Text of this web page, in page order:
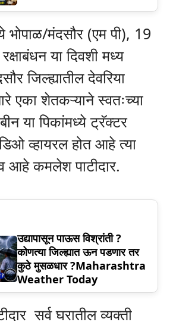
भोपाळ/मंदसौर (एम पी), 19
या दिवशी मध्य
जिल्ह्यातील देवरिया
एका शेतकऱ्याने स्वतःच्या
या पिकांमध्ये ट्रॅक्टर
व्हायरल होत आहे त्या
आहे कमलेश पाटीदार.
उद्यापासून पाऊस विश्रांती ?
कोणत्या जिल्ह्यात ऊन पडणार तर
कुठे मुसळधार ?Maharashtra
Weather Today
सर्व घरातील व्यक्ती